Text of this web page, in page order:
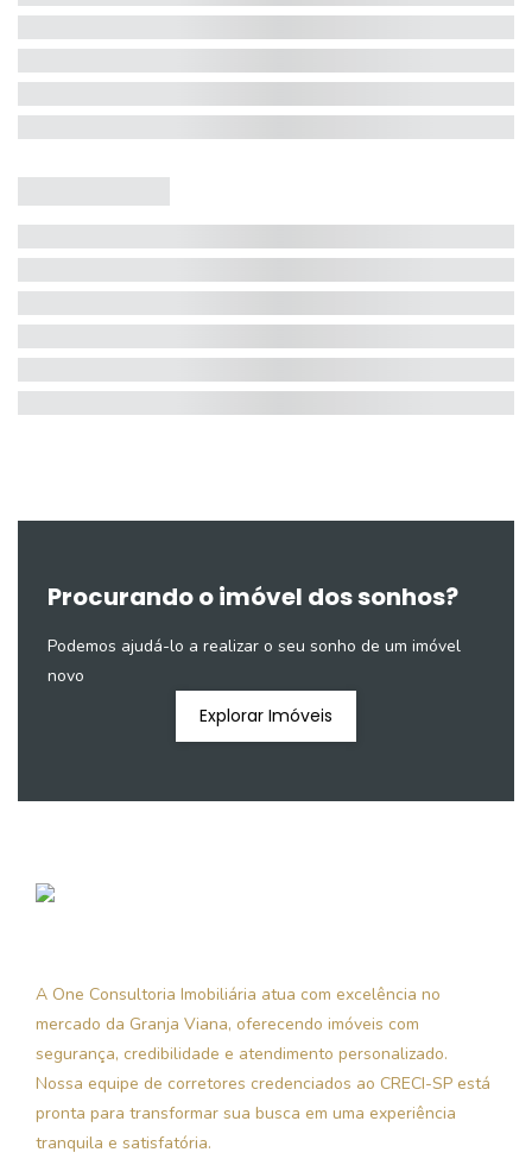
Procurando o imóvel dos sonhos?
Podemos ajudá-lo a realizar o seu sonho de um imóvel
novo
Explorar Imóveis
A One Consultoria Imobiliária atua com excelência no
mercado da Granja Viana, oferecendo imóveis com
segurança, credibilidade e atendimento personalizado.
Nossa equipe de corretores credenciados ao CRECI-SP está
pronta para transformar sua busca em uma experiência
tranquila e satisfatória.